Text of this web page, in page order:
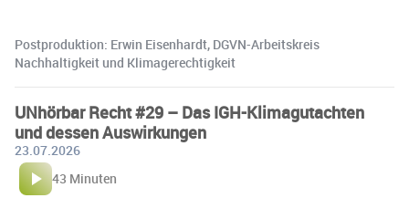
Postproduktion: Erwin Eisenhardt, DGVN-Arbeitskreis
Nachhaltigkeit und Klimagerechtigkeit
UNhörbar Recht #29 – Das IGH-Klimagutachten
und dessen Auswirkungen
23.07.2026
43 Minuten